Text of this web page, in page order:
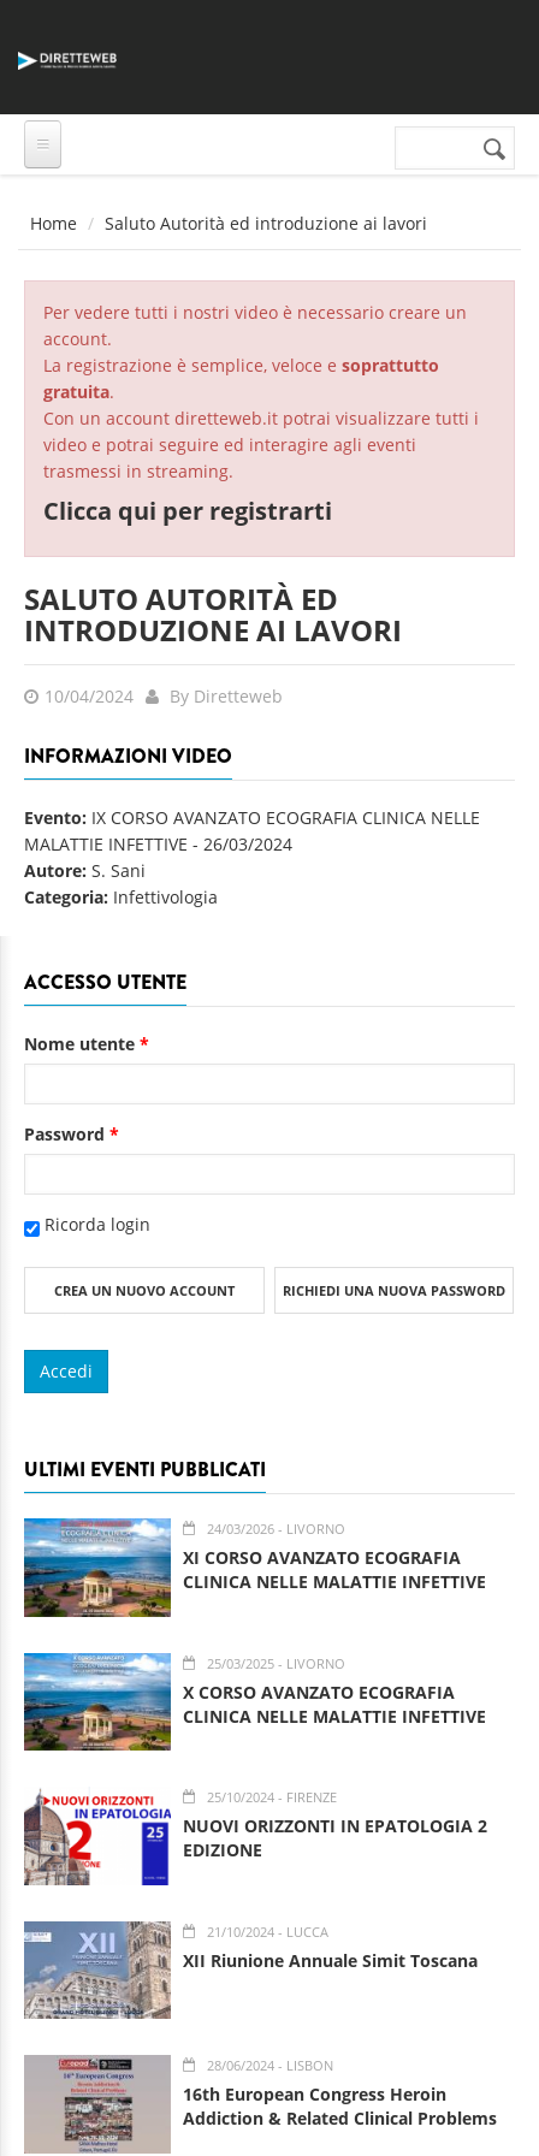
Form di
Cerca nel sito
Home Saluto Autorità ed introduzione ai lavori
Per vedere tutti i nostri video è necessario creare un
account.
La registrazione è semplice, veloce e soprattutto
gratuita.
Con un account diretteweb.it potrai visualizzare tutti i
video e potrai seguire ed interagire agli eventi
trasmessi in streaming.
Clicca qui per registrarti
SALUTO AUTORITÀ ED
INTRODUZIONE AI LAVORI
10/04/2024 By Diretteweb
INFORMAZIONI VIDEO
Evento: IX CORSO AVANZATO ECOGRAFIA CLINICA NELLE
MALATTIE INFETTIVE - 26/03/2024
Autore: S. Sani
Categoria: Infettivologia
ACCESSO UTENTE
Nome utente *
Password *
Ricorda login
CREA UN NUOVO ACCOUNT RICHIEDI UNA NUOVA PASSWORD
ULTIMI EVENTI PUBBLICATI
24/03/2026 - LIVORNO
XI CORSO AVANZATO ECOGRAFIA
CLINICA NELLE MALATTIE INFETTIVE
25/03/2025 - LIVORNO
X CORSO AVANZATO ECOGRAFIA
CLINICA NELLE MALATTIE INFETTIVE
25/10/2024 - FIRENZE
NUOVI ORIZZONTI IN EPATOLOGIA 2
EDIZIONE
21/10/2024 - LUCCA
XII Riunione Annuale Simit Toscana
28/06/2024 - LISBON
16th European Congress Heroin
Addiction & Related Clinical Problems